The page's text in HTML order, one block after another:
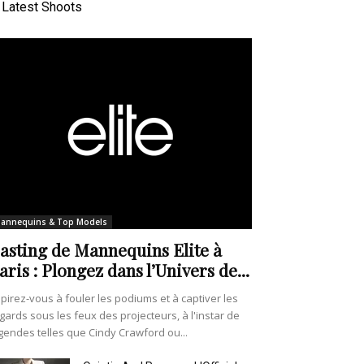
Latest Shoots
& Top Models
de Mannequins Elite à
: Plongez dans l’Univers de...
vous à fouler les podiums et à captiver les
sous les feux des projecteurs, à l'instar de
telles que Cindy Crawford ou...